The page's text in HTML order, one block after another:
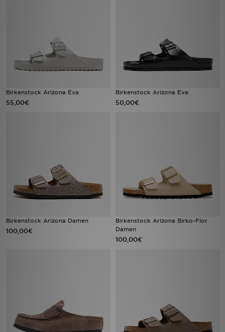
Birkenstock Arizona Eva
55,00€
Birkenstock Arizona Eva
50,00€
Birkenstock Arizona Damen
100,00€
Birkenstock Arizona Birko-Flor
Damen
100,00€
Lade Die APP
Geschenkkarte
Filialfinder
Hilfe & Kontakt